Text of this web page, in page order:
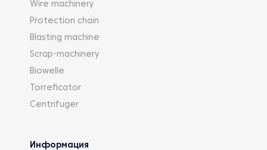
Wire machinery
Protection chain
Blasting machine
Scrap-machinery
Biowelle
Torreficator
Centrifuger
Информация